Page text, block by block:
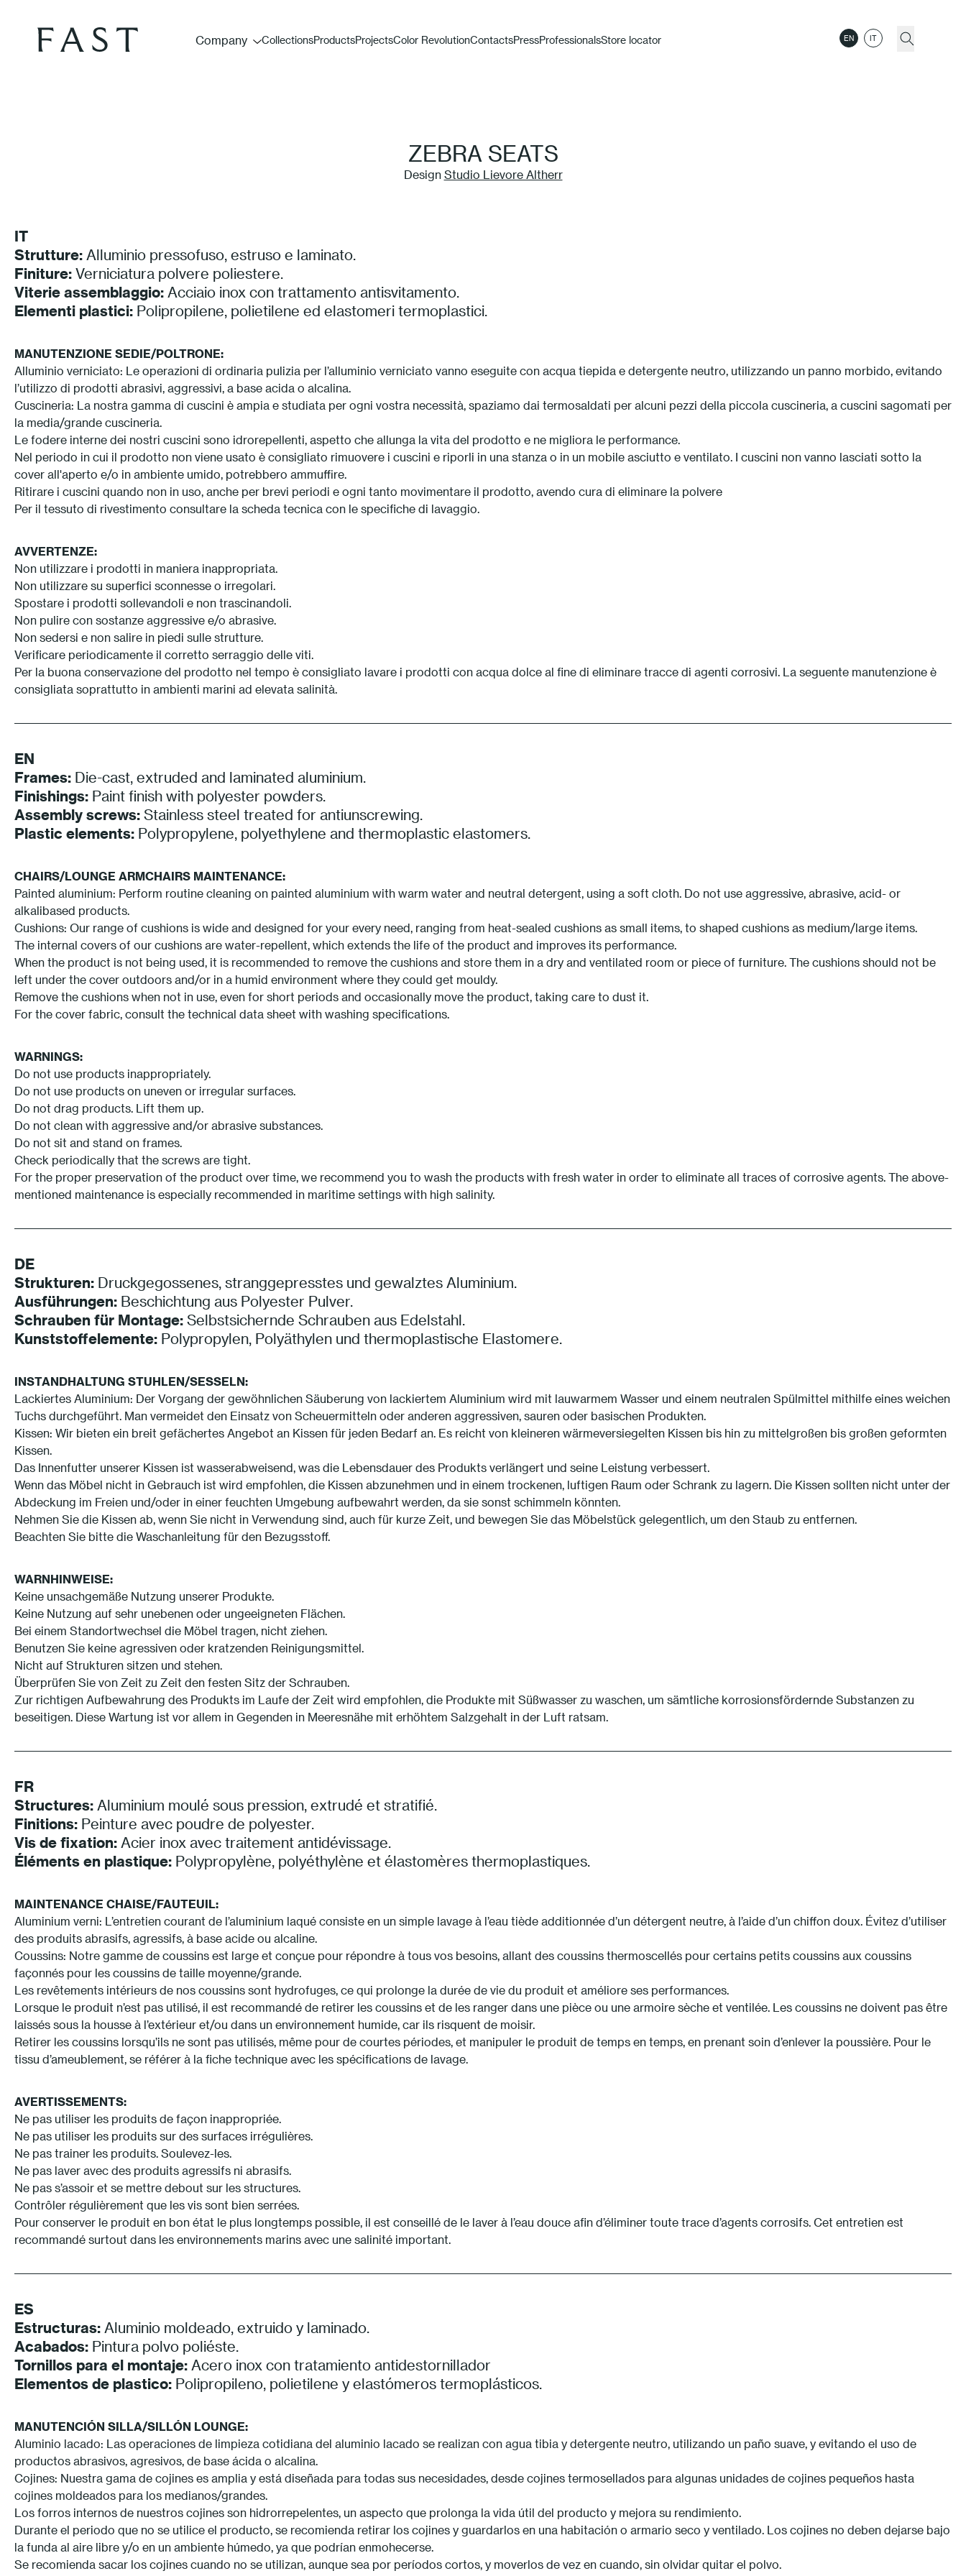
Company CollectionsProductsProjectsColor RevolutionContactsPressProfessionalsStore locator EN IT
ZEBRA SEATS
Design Studio Lievore Altherr
IT
Strutture: Alluminio pressofuso, estruso e laminato.
Finiture: Verniciatura polvere poliestere.
Viterie assemblaggio: Acciaio inox con trattamento antisvitamento.
Elementi plastici: Polipropilene, polietilene ed elastomeri termoplastici.
MANUTENZIONE SEDIE/POLTRONE:
Alluminio verniciato: Le operazioni di ordinaria pulizia per l’alluminio verniciato vanno eseguite con acqua tiepida e detergente neutro, utilizzando un panno morbido, evitando
l’utilizzo di prodotti abrasivi, aggressivi, a base acida o alcalina.
Cuscineria: La nostra gamma di cuscini è ampia e studiata per ogni vostra necessità, spaziamo dai termosaldati per alcuni pezzi della piccola cuscineria, a cuscini sagomati per
la media/grande cuscineria.
Le fodere interne dei nostri cuscini sono idrorepellenti, aspetto che allunga la vita del prodotto e ne migliora le performance.
Nel periodo in cui il prodotto non viene usato è consigliato rimuovere i cuscini e riporli in una stanza o in un mobile asciutto e ventilato. I cuscini non vanno lasciati sotto la
cover all'aperto e/o in ambiente umido, potrebbero ammuffire.
Ritirare i cuscini quando non in uso, anche per brevi periodi e ogni tanto movimentare il prodotto, avendo cura di eliminare la polvere
Per il tessuto di rivestimento consultare la scheda tecnica con le specifiche di lavaggio.
AVVERTENZE:
Non utilizzare i prodotti in maniera inappropriata.
Non utilizzare su superfici sconnesse o irregolari.
Spostare i prodotti sollevandoli e non trascinandoli.
Non pulire con sostanze aggressive e/o abrasive.
Non sedersi e non salire in piedi sulle strutture.
Verificare periodicamente il corretto serraggio delle viti.
Per la buona conservazione del prodotto nel tempo è consigliato lavare i prodotti con acqua dolce al fine di eliminare tracce di agenti corrosivi. La seguente manutenzione è
consigliata soprattutto in ambienti marini ad elevata salinità.
EN
Frames: Die-cast, extruded and laminated aluminium.
Finishings: Paint finish with polyester powders.
Assembly screws: Stainless steel treated for antiunscrewing.
Plastic elements: Polypropylene, polyethylene and thermoplastic elastomers.
CHAIRS/LOUNGE ARMCHAIRS MAINTENANCE:
Painted aluminium: Perform routine cleaning on painted aluminium with warm water and neutral detergent, using a soft cloth. Do not use aggressive, abrasive, acid- or
alkalibased products.
Cushions: Our range of cushions is wide and designed for your every need, ranging from heat-sealed cushions as small items, to shaped cushions as medium/large items.
The internal covers of our cushions are water-repellent, which extends the life of the product and improves its performance.
When the product is not being used, it is recommended to remove the cushions and store them in a dry and ventilated room or piece of furniture. The cushions should not be
left under the cover outdoors and/or in a humid environment where they could get mouldy.
Remove the cushions when not in use, even for short periods and occasionally move the product, taking care to dust it.
For the cover fabric, consult the technical data sheet with washing specifications.
WARNINGS:
Do not use products inappropriately.
Do not use products on uneven or irregular surfaces.
Do not drag products. Lift them up.
Do not clean with aggressive and/or abrasive substances.
Do not sit and stand on frames.
Check periodically that the screws are tight.
For the proper preservation of the product over time, we recommend you to wash the products with fresh water in order to eliminate all traces of corrosive agents. The above-
mentioned maintenance is especially recommended in maritime settings with high salinity.
DE
Strukturen: Druckgegossenes, stranggepresstes und gewalztes Aluminium.
Ausführungen: Beschichtung aus Polyester Pulver.
Schrauben für Montage: Selbstsichernde Schrauben aus Edelstahl.
Kunststoffelemente: Polypropylen, Polyäthylen und thermoplastische Elastomere.
INSTANDHALTUNG STUHLEN/SESSELN:
Lackiertes Aluminium: Der Vorgang der gewöhnlichen Säuberung von lackiertem Aluminium wird mit lauwarmem Wasser und einem neutralen Spülmittel mithilfe eines weichen
Tuchs durchgeführt. Man vermeidet den Einsatz von Scheuermitteln oder anderen aggressiven, sauren oder basischen Produkten.
Kissen: Wir bieten ein breit gefächertes Angebot an Kissen für jeden Bedarf an. Es reicht von kleineren wärmeversiegelten Kissen bis hin zu mittelgroßen bis großen geformten
Kissen.
Das Innenfutter unserer Kissen ist wasserabweisend, was die Lebensdauer des Produkts verlängert und seine Leistung verbessert.
Wenn das Möbel nicht in Gebrauch ist wird empfohlen, die Kissen abzunehmen und in einem trockenen, luftigen Raum oder Schrank zu lagern. Die Kissen sollten nicht unter der
Abdeckung im Freien und/oder in einer feuchten Umgebung aufbewahrt werden, da sie sonst schimmeln könnten.
Nehmen Sie die Kissen ab, wenn Sie nicht in Verwendung sind, auch für kurze Zeit, und bewegen Sie das Möbelstück gelegentlich, um den Staub zu entfernen.
Beachten Sie bitte die Waschanleitung für den Bezugsstoff.
WARNHINWEISE:
Keine unsachgemäße Nutzung unserer Produkte.
Keine Nutzung auf sehr unebenen oder ungeeigneten Flächen.
Bei einem Standortwechsel die Möbel tragen, nicht ziehen.
Benutzen Sie keine agressiven oder kratzenden Reinigungsmittel.
Nicht auf Strukturen sitzen und stehen.
Überprüfen Sie von Zeit zu Zeit den festen Sitz der Schrauben.
Zur richtigen Aufbewahrung des Produkts im Laufe der Zeit wird empfohlen, die Produkte mit Süßwasser zu waschen, um sämtliche korrosionsfördernde Substanzen zu
beseitigen. Diese Wartung ist vor allem in Gegenden in Meeresnähe mit erhöhtem Salzgehalt in der Luft ratsam.
FR
Structures: Aluminium moulé sous pression, extrudé et stratifié.
Finitions: Peinture avec poudre de polyester.
Vis de fixation: Acier inox avec traitement antidévissage.
Éléments en plastique: Polypropylène, polyéthylène et élastomères thermoplastiques.
MAINTENANCE CHAISE/FAUTEUIL:
Aluminium verni: L’entretien courant de l’aluminium laqué consiste en un simple lavage à l’eau tiède additionnée d’un détergent neutre, à l’aide d’un chiffon doux. Évitez d’utiliser
des produits abrasifs, agressifs, à base acide ou alcaline.
Coussins: Notre gamme de coussins est large et conçue pour répondre à tous vos besoins, allant des coussins thermoscellés pour certains petits coussins aux coussins
façonnés pour les coussins de taille moyenne/grande.
Les revêtements intérieurs de nos coussins sont hydrofuges, ce qui prolonge la durée de vie du produit et améliore ses performances.
Lorsque le produit n’est pas utilisé, il est recommandé de retirer les coussins et de les ranger dans une pièce ou une armoire sèche et ventilée. Les coussins ne doivent pas être
laissés sous la housse à l’extérieur et/ou dans un environnement humide, car ils risquent de moisir.
Retirer les coussins lorsqu’ils ne sont pas utilisés, même pour de courtes périodes, et manipuler le produit de temps en temps, en prenant soin d’enlever la poussière. Pour le
tissu d’ameublement, se référer à la fiche technique avec les spécifications de lavage.
AVERTISSEMENTS:
Ne pas utiliser les produits de façon inappropriée.
Ne pas utiliser les produits sur des surfaces irrégulières.
Ne pas trainer les produits. Soulevez-les.
Ne pas laver avec des produits agressifs ni abrasifs.
Ne pas s’assoir et se mettre debout sur les structures.
Contrôler régulièrement que les vis sont bien serrées.
Pour conserver le produit en bon état le plus longtemps possible, il est conseillé de le laver à l’eau douce afin d’éliminer toute trace d’agents corrosifs. Cet entretien est
recommandé surtout dans les environnements marins avec une salinité important.
ES
Estructuras: Aluminio moldeado, extruido y laminado.
Acabados: Pintura polvo poliéste.
Tornillos para el montaje: Acero inox con tratamiento antidestornillador
Elementos de plastico: Polipropileno, polietilene y elastómeros termoplásticos.
MANUTENCIÓN SILLA/SILLÓN LOUNGE:
Aluminio lacado: Las operaciones de limpieza cotidiana del aluminio lacado se realizan con agua tibia y detergente neutro, utilizando un paño suave, y evitando el uso de
productos abrasivos, agresivos, de base ácida o alcalina.
Cojines: Nuestra gama de cojines es amplia y está diseñada para todas sus necesidades, desde cojines termosellados para algunas unidades de cojines pequeños hasta
cojines moldeados para los medianos/grandes.
Los forros internos de nuestros cojines son hidrorrepelentes, un aspecto que prolonga la vida útil del producto y mejora su rendimiento.
Durante el periodo que no se utilice el producto, se recomienda retirar los cojines y guardarlos en una habitación o armario seco y ventilado. Los cojines no deben dejarse bajo
la funda al aire libre y/o en un ambiente húmedo, ya que podrían enmohecerse.
Se recomienda sacar los cojines cuando no se utilizan, aunque sea por períodos cortos, y moverlos de vez en cuando, sin olvidar quitar el polvo.